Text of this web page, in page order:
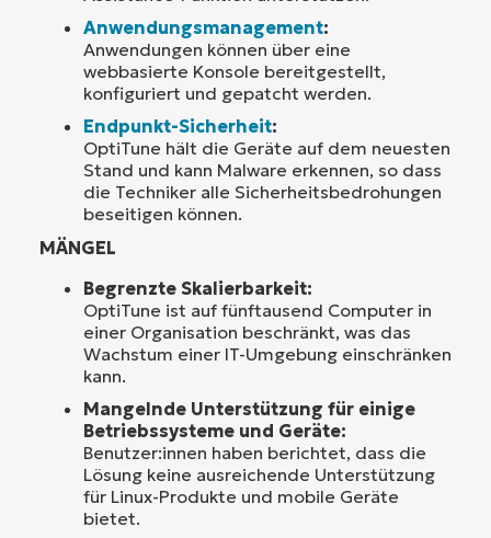
Anwendungsmanagement:
Anwendungen können über eine
webbasierte Konsole bereitgestellt,
konfiguriert und gepatcht werden.
Endpunkt-Sicherheit:
OptiTune hält die Geräte auf dem neuesten
Stand und kann Malware erkennen, so dass
die Techniker alle Sicherheitsbedrohungen
beseitigen können.
MÄNGEL
Begrenzte Skalierbarkeit:
OptiTune ist auf fünftausend Computer in
einer Organisation beschränkt, was das
Wachstum einer IT-Umgebung einschränken
kann.
Mangelnde Unterstützung für einige
Betriebssysteme und Geräte:
Benutzer:innen haben berichtet, dass die
Lösung keine ausreichende Unterstützung
für Linux-Produkte und mobile Geräte
bietet.